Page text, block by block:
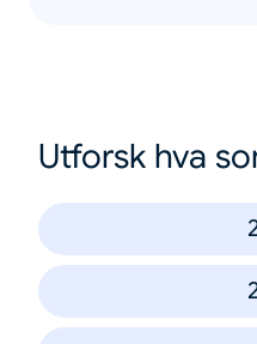
Utforsk hva